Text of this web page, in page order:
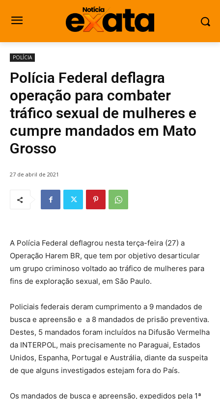
POLÍCIA
Polícia Federal deflagra
operação para combater
tráfico sexual de mulheres e
cumpre mandados em Mato
Grosso
27 de abril de 2021
A Polícia Federal deflagrou nesta terça-feira (27) a
Operação Harem BR, que tem por objetivo desarticular
um grupo criminoso voltado ao tráfico de mulheres para
fins de exploração sexual, em São Paulo.
Policiais federais deram cumprimento a 9 mandados de
busca e apreensão e a 8 mandados de prisão preventiva.
Destes, 5 mandados foram incluídos na Difusão Vermelha
da INTERPOL, mais precisamente no Paraguai, Estados
Unidos, Espanha, Portugal e Austrália, diante da suspeita
de que alguns investigados estejam fora do País.
Os mandados de busca e apreensão, expedidos pela 1ª